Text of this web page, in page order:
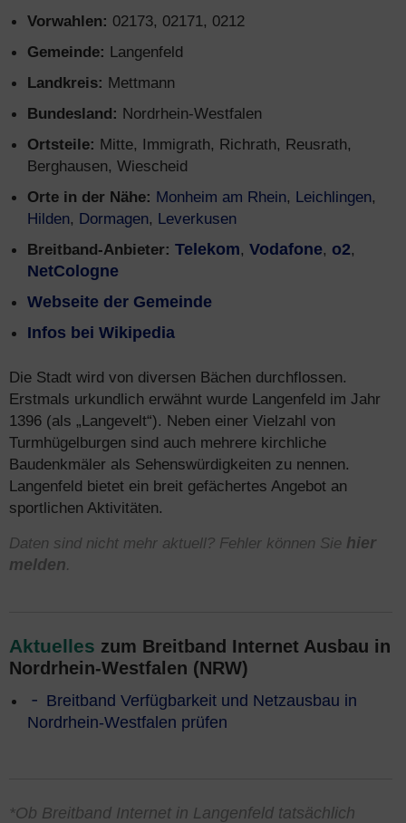
Vorwahlen: 02173, 02171, 0212
Gemeinde: Langenfeld
Landkreis: Mettmann
Bundesland: Nordrhein-Westfalen
Ortsteile: Mitte, Immigrath, Richrath, Reusrath,
Berghausen, Wiescheid
Orte in der Nähe: Monheim am Rhein, Leichlingen,
Hilden, Dormagen, Leverkusen
Breitband-Anbieter: Telekom, Vodafone, o2,
NetCologne
Webseite der Gemeinde
Infos bei Wikipedia
Die Stadt wird von diversen Bächen durchflossen.
Erstmals urkundlich erwähnt wurde Langenfeld im Jahr
1396 (als „Langevelt“). Neben einer Vielzahl von
Turmhügelburgen sind auch mehrere kirchliche
Baudenkmäler als Sehenswürdigkeiten zu nennen.
Langenfeld bietet ein breit gefächertes Angebot an
sportlichen Aktivitäten.
Daten sind nicht mehr aktuell? Fehler können Sie hier
melden.
Aktuelles zum Breitband Internet Ausbau in
Nordrhein-Westfalen (NRW)
Breitband Verfügbarkeit und Netzausbau in
Nordrhein-Westfalen prüfen
*Ob Breitband Internet in Langenfeld tatsächlich